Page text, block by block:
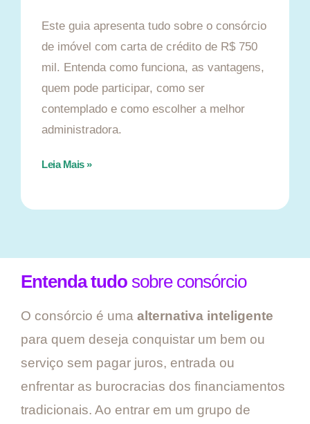
Este guia apresenta tudo sobre o consórcio
de imóvel com carta de crédito de R$ 750
mil. Entenda como funciona, as vantagens,
quem pode participar, como ser
contemplado e como escolher a melhor
administradora.
Leia Mais »
Entenda tudo sobre consórcio
O consórcio é uma alternativa inteligente
para quem deseja conquistar um bem ou
serviço sem pagar juros, entrada ou
enfrentar as burocracias dos financiamentos
tradicionais. Ao entrar em um grupo de